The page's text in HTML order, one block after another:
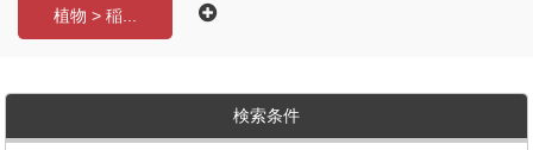
植物 > 稲...
検索条件